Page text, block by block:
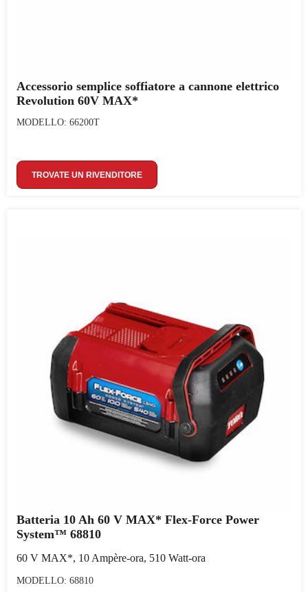
Accessorio semplice soffiatore a cannone elettrico
Revolution 60V MAX*
MODELLO: 66200T
TROVATE UN RIVENDITORE
Batteria 10 Ah 60 V MAX* Flex-Force Power
System™ 68810
60 V MAX*, 10 Ampère-ora, 510 Watt-ora
MODELLO: 68810